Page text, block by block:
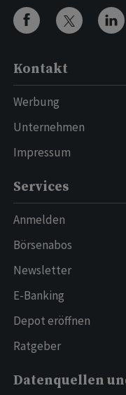
Kontakt
Werbung
Unternehmen
Impressum
Services
Anmelden
Börsenabos
Newsletter
E-Banking
Depot eröffnen
Ratgeber
Datenquellen